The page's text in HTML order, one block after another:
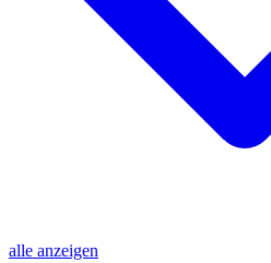
alle anzeigen